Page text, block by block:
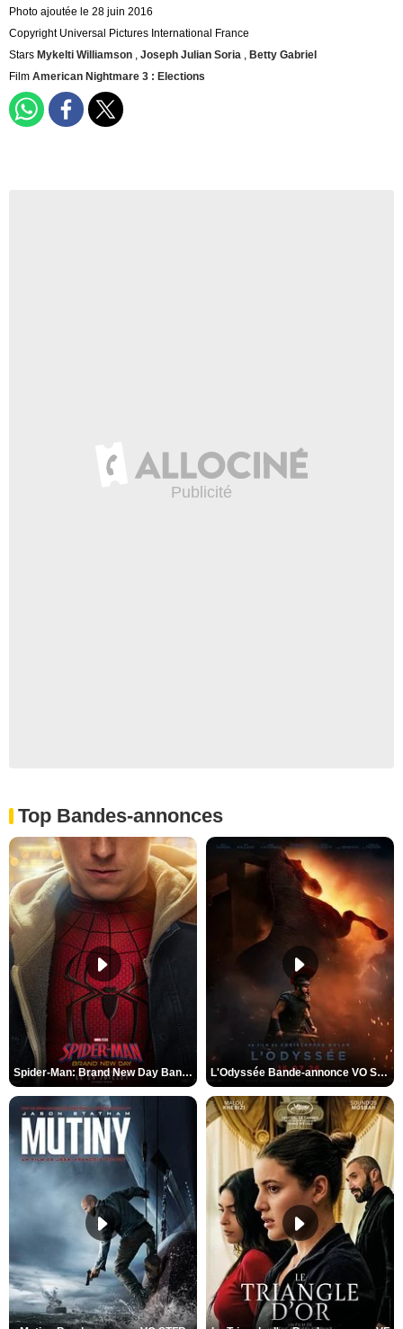
Photo ajoutée le 28 juin 2016
Copyright Universal Pictures International France
Stars Mykelti Williamson , Joseph Julian Soria , Betty Gabriel
Film American Nightmare 3 : Elections
Top Bandes-annonces
Spider-Man: Brand New Day Bande-annonce VO STFR L'Odyssée Bande-annonce VO STFR